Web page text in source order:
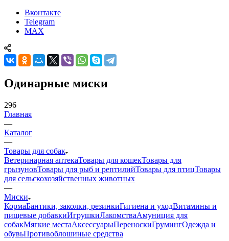
Вконтакте
Telegram
MAX
Одинарные миски
296
Главная
—
Каталог
—
Товары для собак
Ветеринарная аптекаТовары для кошекТовары для
грызуновТовары для рыб и рептилийТовары для птицТовары
для сельскохозяйственных животных
—
Миски
КормаБантики, заколки, резинкиГигиена и уходВитамины и
пищевые добавкиИгрушкиЛакомстваАмуниция для
собакМягкие местаАксессуарыПереноскиГрумингОдежда и
обувьПротивоблошиные средства